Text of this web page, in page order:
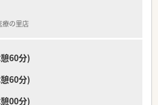
大限に考慮して決定いたします。
と業界内でも高水準であり、リフレッシ
望される方には、会社負担で受講可能な
し、継続的な研鑽を支援しています。
の里店
60分)
60分)
00分)